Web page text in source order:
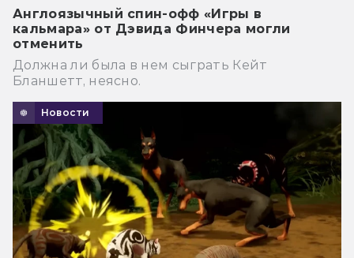
Англоязычный спин-офф «Игры в
кальмара» от Дэвида Финчера могли
отменить
Должна ли была в нем сыграть Кейт
Бланшетт, неясно.
Новости